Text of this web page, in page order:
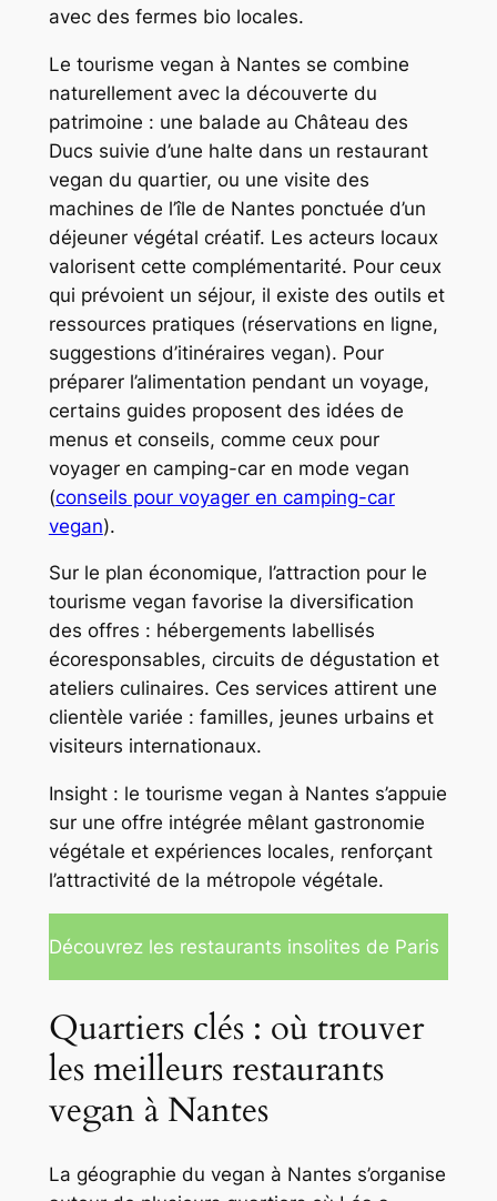
avec des fermes bio locales.
Le tourisme vegan à Nantes se combine
naturellement avec la découverte du
patrimoine : une balade au Château des
Ducs suivie d’une halte dans un restaurant
vegan du quartier, ou une visite des
machines de l’île de Nantes ponctuée d’un
déjeuner végétal créatif. Les acteurs locaux
valorisent cette complémentarité. Pour ceux
qui prévoient un séjour, il existe des outils et
ressources pratiques (réservations en ligne,
suggestions d’itinéraires vegan). Pour
préparer l’alimentation pendant un voyage,
certains guides proposent des idées de
menus et conseils, comme ceux pour
voyager en camping-car en mode vegan
(conseils pour voyager en camping-car
vegan).
Sur le plan économique, l’attraction pour le
tourisme vegan favorise la diversification
des offres : hébergements labellisés
écoresponsables, circuits de dégustation et
ateliers culinaires. Ces services attirent une
clientèle variée : familles, jeunes urbains et
visiteurs internationaux.
Insight : le tourisme vegan à Nantes s’appuie
sur une offre intégrée mêlant gastronomie
végétale et expériences locales, renforçant
l’attractivité de la métropole végétale.
Découvrez les restaurants insolites de Paris
Quartiers clés : où trouver
les meilleurs restaurants
vegan à Nantes
La géographie du vegan à Nantes s’organise